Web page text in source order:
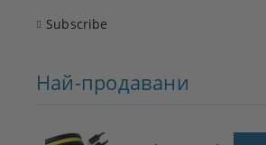
Subscribe
Най-продавани